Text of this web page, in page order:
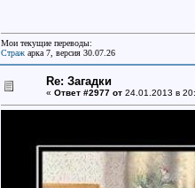
Мои текущие переводы:
Стражарка 7, версия 30.07.26
Re: Загадки
« Ответ #2977 от24.01.2013 в